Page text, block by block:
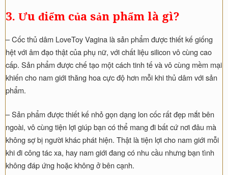
3. Ưu điểm của sản phẩm là gì?
– Cốc thủ dâm LoveToy Vagina là sản phẩm được thiết kế giống
hệt với âm đạo thật của phụ nữ, với chất liệu silicon vô cùng cao
cấp. Sản phẩm được chế tạo một cách tinh tế và vô cùng mềm mại
khiến cho nam giới thăng hoa cực độ hơn mỗi khi thủ dâm với sản
phẩm.
– Sản phẩm được thiết kế nhỏ gọn dạng lon cốc rất đẹp mắt bên
ngoài, vô cùng tiện lợi giúp bạn có thể mang đi bất cứ nơi đâu mà
không sợ bị người khác phát hiện. Thật là tiện lợi cho nam giới mỗi
khi đi công tác xa, hay nam giới đang có nhu cầu nhưng bạn tình
không đáp ứng hoặc không ở bên cạnh.